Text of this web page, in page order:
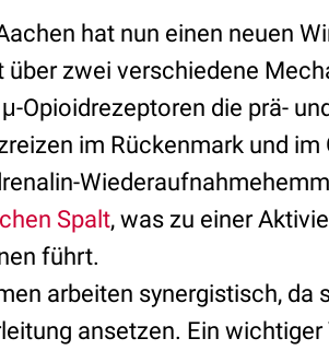
hat nun einen neuen
über zwei verschiedene
Opioidrezeptoren die prä-
im Rückenmark und im
Spalt, was zu einer
führt.
arbeiten synergistisch, da
ansetzen. Ein